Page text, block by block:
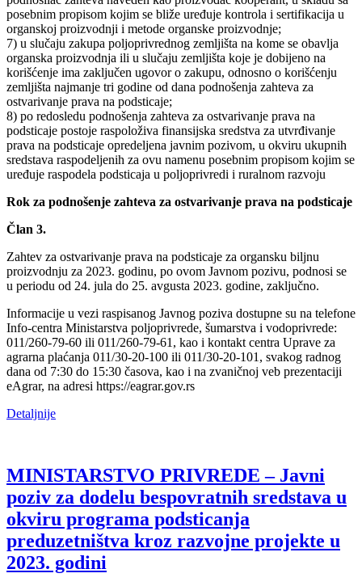
posebnim propisom kojim se bliže uređuje kontrola i sertifikacija u
organskoj proizvodnji i metode organske proizvodnje;
7) u slučaju zakupa poljoprivrednog zemljišta na kome se obavlja
organska proizvodnja ili u slučaju zemljišta koje je dobijeno na
korišćenje ima zaključen ugovor o zakupu, odnosno o korišćenju
zemljišta najmanje tri godine od dana podnošenja zahteva za
ostvarivanje prava na podsticaje;
8) po redosledu podnošenja zahteva za ostvarivanje prava na
podsticaje postoje raspoloživa finansijska sredstva za utvrđivanje
prava na podsticaje opredeljena javnim pozivom, u okviru ukupnih
sredstava raspodeljenih za ovu namenu posebnim propisom kojim se
uređuje raspodela podsticaja u poljoprivredi i ruralnom razvoju
Rok za podnošenje zahteva za ostvarivanje prava na podsticaje
Član 3.
Zahtev za ostvarivanje prava na podsticaje za organsku biljnu
proizvodnju za 2023. godinu, po ovom Javnom pozivu, podnosi se
u periodu od 24. jula do 25. avgusta 2023. godine, zaključno.
Informacije u vezi raspisanog Javnog poziva dostupne su na telefone
Info-centra Ministarstva poljoprivrede, šumarstva i vodoprivrede:
011/260-79-60 ili 011/260-79-61, kao i kontakt centra Uprave za
agrarna plaćanja 011/30-20-100 ili 011/30-20-101, svakog radnog
dana od 7:30 do 15:30 časova, kao i na zvaničnoj veb prezentaciji
eAgrar, na adresi https://eagrar.gov.rs
Detaljnije
MINISTARSTVO PRIVREDE – Javni
poziv za dodelu bespovratnih sredstava u
okviru programa podsticanja
preduzetništva kroz razvojne projekte u
2023. godini